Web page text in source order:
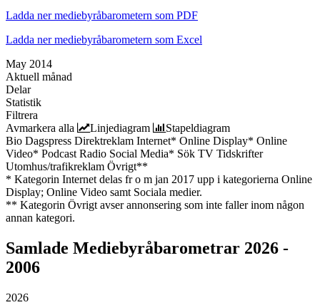
Ladda ner mediebyråbarometern som PDF
Ladda ner mediebyråbarometern som Excel
May 2014
Aktuell månad
Delar
Statistik
Filtrera
Avmarkera alla
Linjediagram
Stapeldiagram
Bio Dagspress Direktreklam Internet* Online Display* Online
Video* Podcast Radio Social Media* Sök TV Tidskrifter
Utomhus/trafikreklam Övrigt**
* Kategorin Internet delas fr o m jan 2017 upp i kategorierna Online
Display; Online Video samt Sociala medier.
** Kategorin Övrigt avser annonsering som inte faller inom någon
annan kategori.
Samlade Mediebyråbarometrar 2026 -
2006
2026